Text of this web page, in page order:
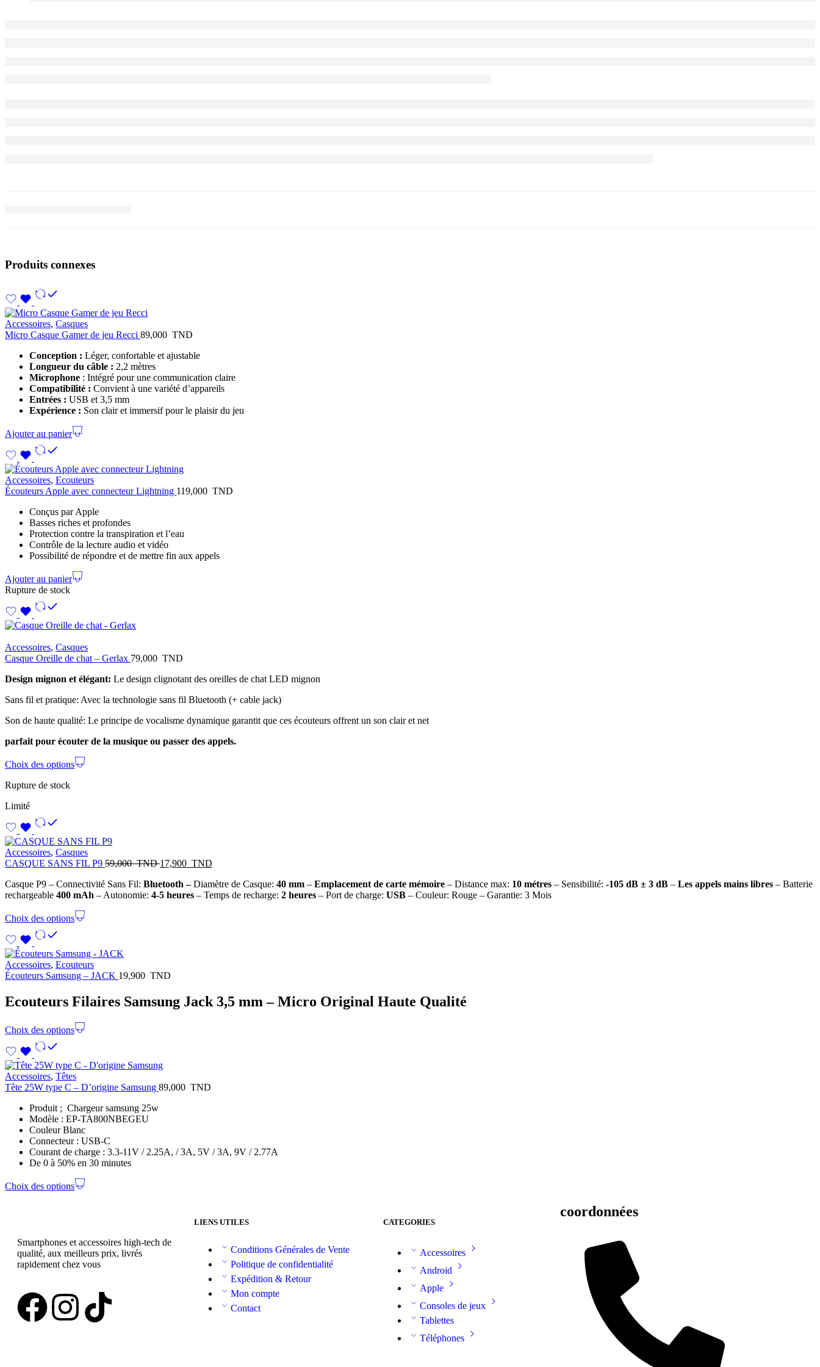
Produits connexes
Accessoires, Casques
Micro Casque Gamer de jeu Recci 89,000 TND
Conception : Léger, confortable et ajustable
Longueur du câble : 2,2 mètres
Microphone : Intégré pour une communication claire
Compatibilité : Convient à une variété d’appareils
Entrées : USB et 3,5 mm
Expérience : Son clair et immersif pour le plaisir du jeu
Ajouter au panier
Accessoires, Ecouteurs
Écouteurs Apple avec connecteur Lightning 119,000 TND
Conçus par Apple
Basses riches et profondes
Protection contre la transpiration et l’eau
Contrôle de la lecture audio et vidéo
Possibilité de répondre et de mettre fin aux appels
Ajouter au panier
Rupture de stock
Accessoires, Casques
Casque Oreille de chat – Gerlax 79,000 TND
Design mignon et élégant: Le design clignotant des oreilles de chat LED mignon
Sans fil et pratique: Avec la technologie sans fil Bluetooth (+ cable jack)
Son de haute qualité: Le principe de vocalisme dynamique garantit que ces écouteurs offrent un son clair et net
parfait pour écouter de la musique ou passer des appels.
Choix des options
Rupture de stock
Limité
Accessoires, Casques
CASQUE SANS FIL P9 59,000TND17,900 TND
Casque P9 – Connectivité Sans Fil: Bluetooth –Diamètre de Casque: 40 mm – Emplacement de carte mémoire – Distance max: 10 métres – Sensibilité: -105 dB ± 3 dB – Les appels mains libres – Batterie
rechargeable 400 mAh – Autonomie: 4-5 heures – Temps de recharge: 2 heures – Port de charge: USB – Couleur: Rouge – Garantie: 3 Mois
Choix des options
Accessoires, Ecouteurs
Écouteurs Samsung – JACK 19,900 TND
Ecouteurs Filaires Samsung Jack 3,5 mm – Micro Original Haute Qualité
Choix des options
Accessoires, Têtes
Tête 25W type C – D’origine Samsung 89,000 TND
Produit ; Chargeur samsung 25w
Modèle : EP-TA800NBEGEU
Couleur Blanc
Connecteur : USB-C
Courant de charge : 3.3-11V / 2.25A, / 3A, 5V / 3A, 9V / 2.77A
De 0 à 50% en 30 minutes
Choix des options
Smartphones et accessoires high-tech de
qualité, aux meilleurs prix, livrés
rapidement chez vous
LIENS UTILES
Conditions Générales de Vente
Politique de confidentialité
Expédition & Retour
Mon compte
Contact
CATEGORIES
Accessoires
Android
Apple
Consoles de jeux
Tablettes
Téléphones
coordonnées